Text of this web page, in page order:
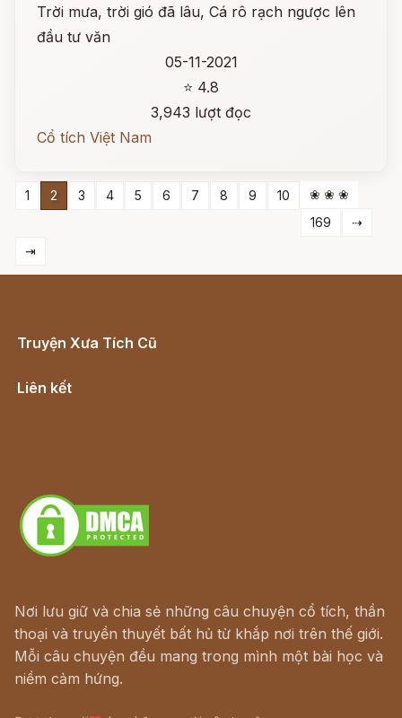
Trời mưa, trời gió đã lâu, Cá rô rạch ngược lên
đầu tư văn
05-11-2021
⭐ 4.8
3,943 lượt đọc
Cổ tích Việt Nam
1 2 3 4 5 6 7 8 9 10
❀ ❀ ❀
169
⇢
⇥
Truyện Xưa Tích Cũ
Liên kết
Nơi lưu giữ và chia sẻ những câu chuyện cổ tích, thần
thoại và truyền thuyết bất hủ từ khắp nơi trên thế giới.
Mỗi câu chuyện đều mang trong mình một bài học và
niềm cảm hứng.